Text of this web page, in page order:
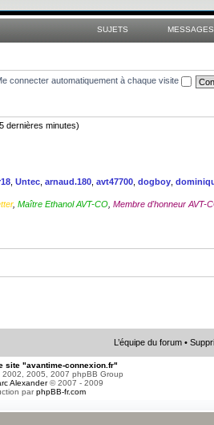
SUJETS MESSAGES
connecter automatiquement à chaque visite
dernières minutes)
, Untec, arnaud.180, avt47700, dogboy,
, Maître Ethanol AVT-CO, Membre d'honneur AVT-
L’équipe du forum •
site "avantime-connexion.fr"
2005, 2007 phpBB Group
Alexander© 2007 - 2009
parphpBB-fr.com